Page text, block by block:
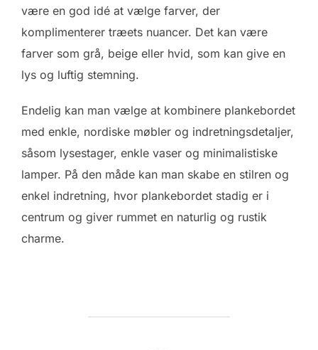
være en god idé at vælge farver, der
komplimenterer træets nuancer. Det kan være
farver som grå, beige eller hvid, som kan give en
lys og luftig stemning.
Endelig kan man vælge at kombinere plankebordet
med enkle, nordiske møbler og indretningsdetaljer,
såsom lysestager, enkle vaser og minimalistiske
lamper. På den måde kan man skabe en stilren og
enkel indretning, hvor plankebordet stadig er i
centrum og giver rummet en naturlig og rustik
charme.